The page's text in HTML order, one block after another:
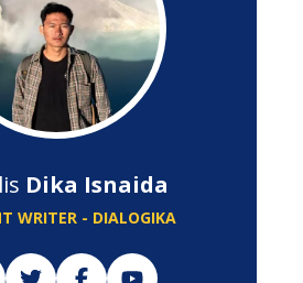
Dika Isnaida
WRITER - DIALOGIKA